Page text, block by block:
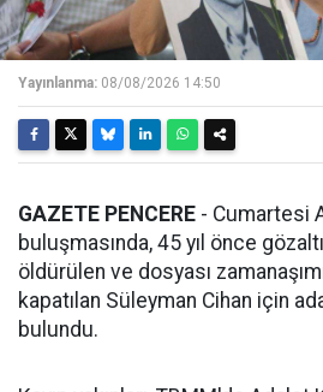
Yayınlanma: 08/08/2026 14:50
GAZETE PENCERE - Cumartesi
buluşmasında, 45 yıl önce
öldürülen ve dosyası
kapatılan Süleyman Cihan için
bulundu.